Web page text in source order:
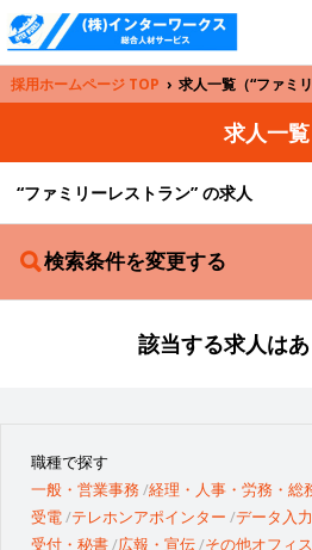
採用ホームページ TOP › 求人一覧（“ファミ
求人一覧
“ファミリーレストラン” の求人
検索条件を変更する
該当する求人は
職種で探す
一般・営業事務 経理・人事・労務・総
受電 テレホンアポインター データ入
受付・秘書 広報・宣伝 その他オフィ